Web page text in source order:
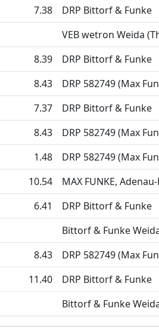
7.38 DRP Bittorf & Funke
VEB wetron Weida
8.39 DRP Bittorf & Funke
8.43 DRP 582749 (Max
7.37 DRP Bittorf & Funke
8.43 DRP 582749 (Max
1.48 DRP 582749 (Max
10.54 MAX FUNKE,
6.41 DRP Bittorf & Funke
Bittorf & Funke
8.43 DRP 582749 (Max
11.40 DRP Bittorf & Funke
Bittorf & Funke